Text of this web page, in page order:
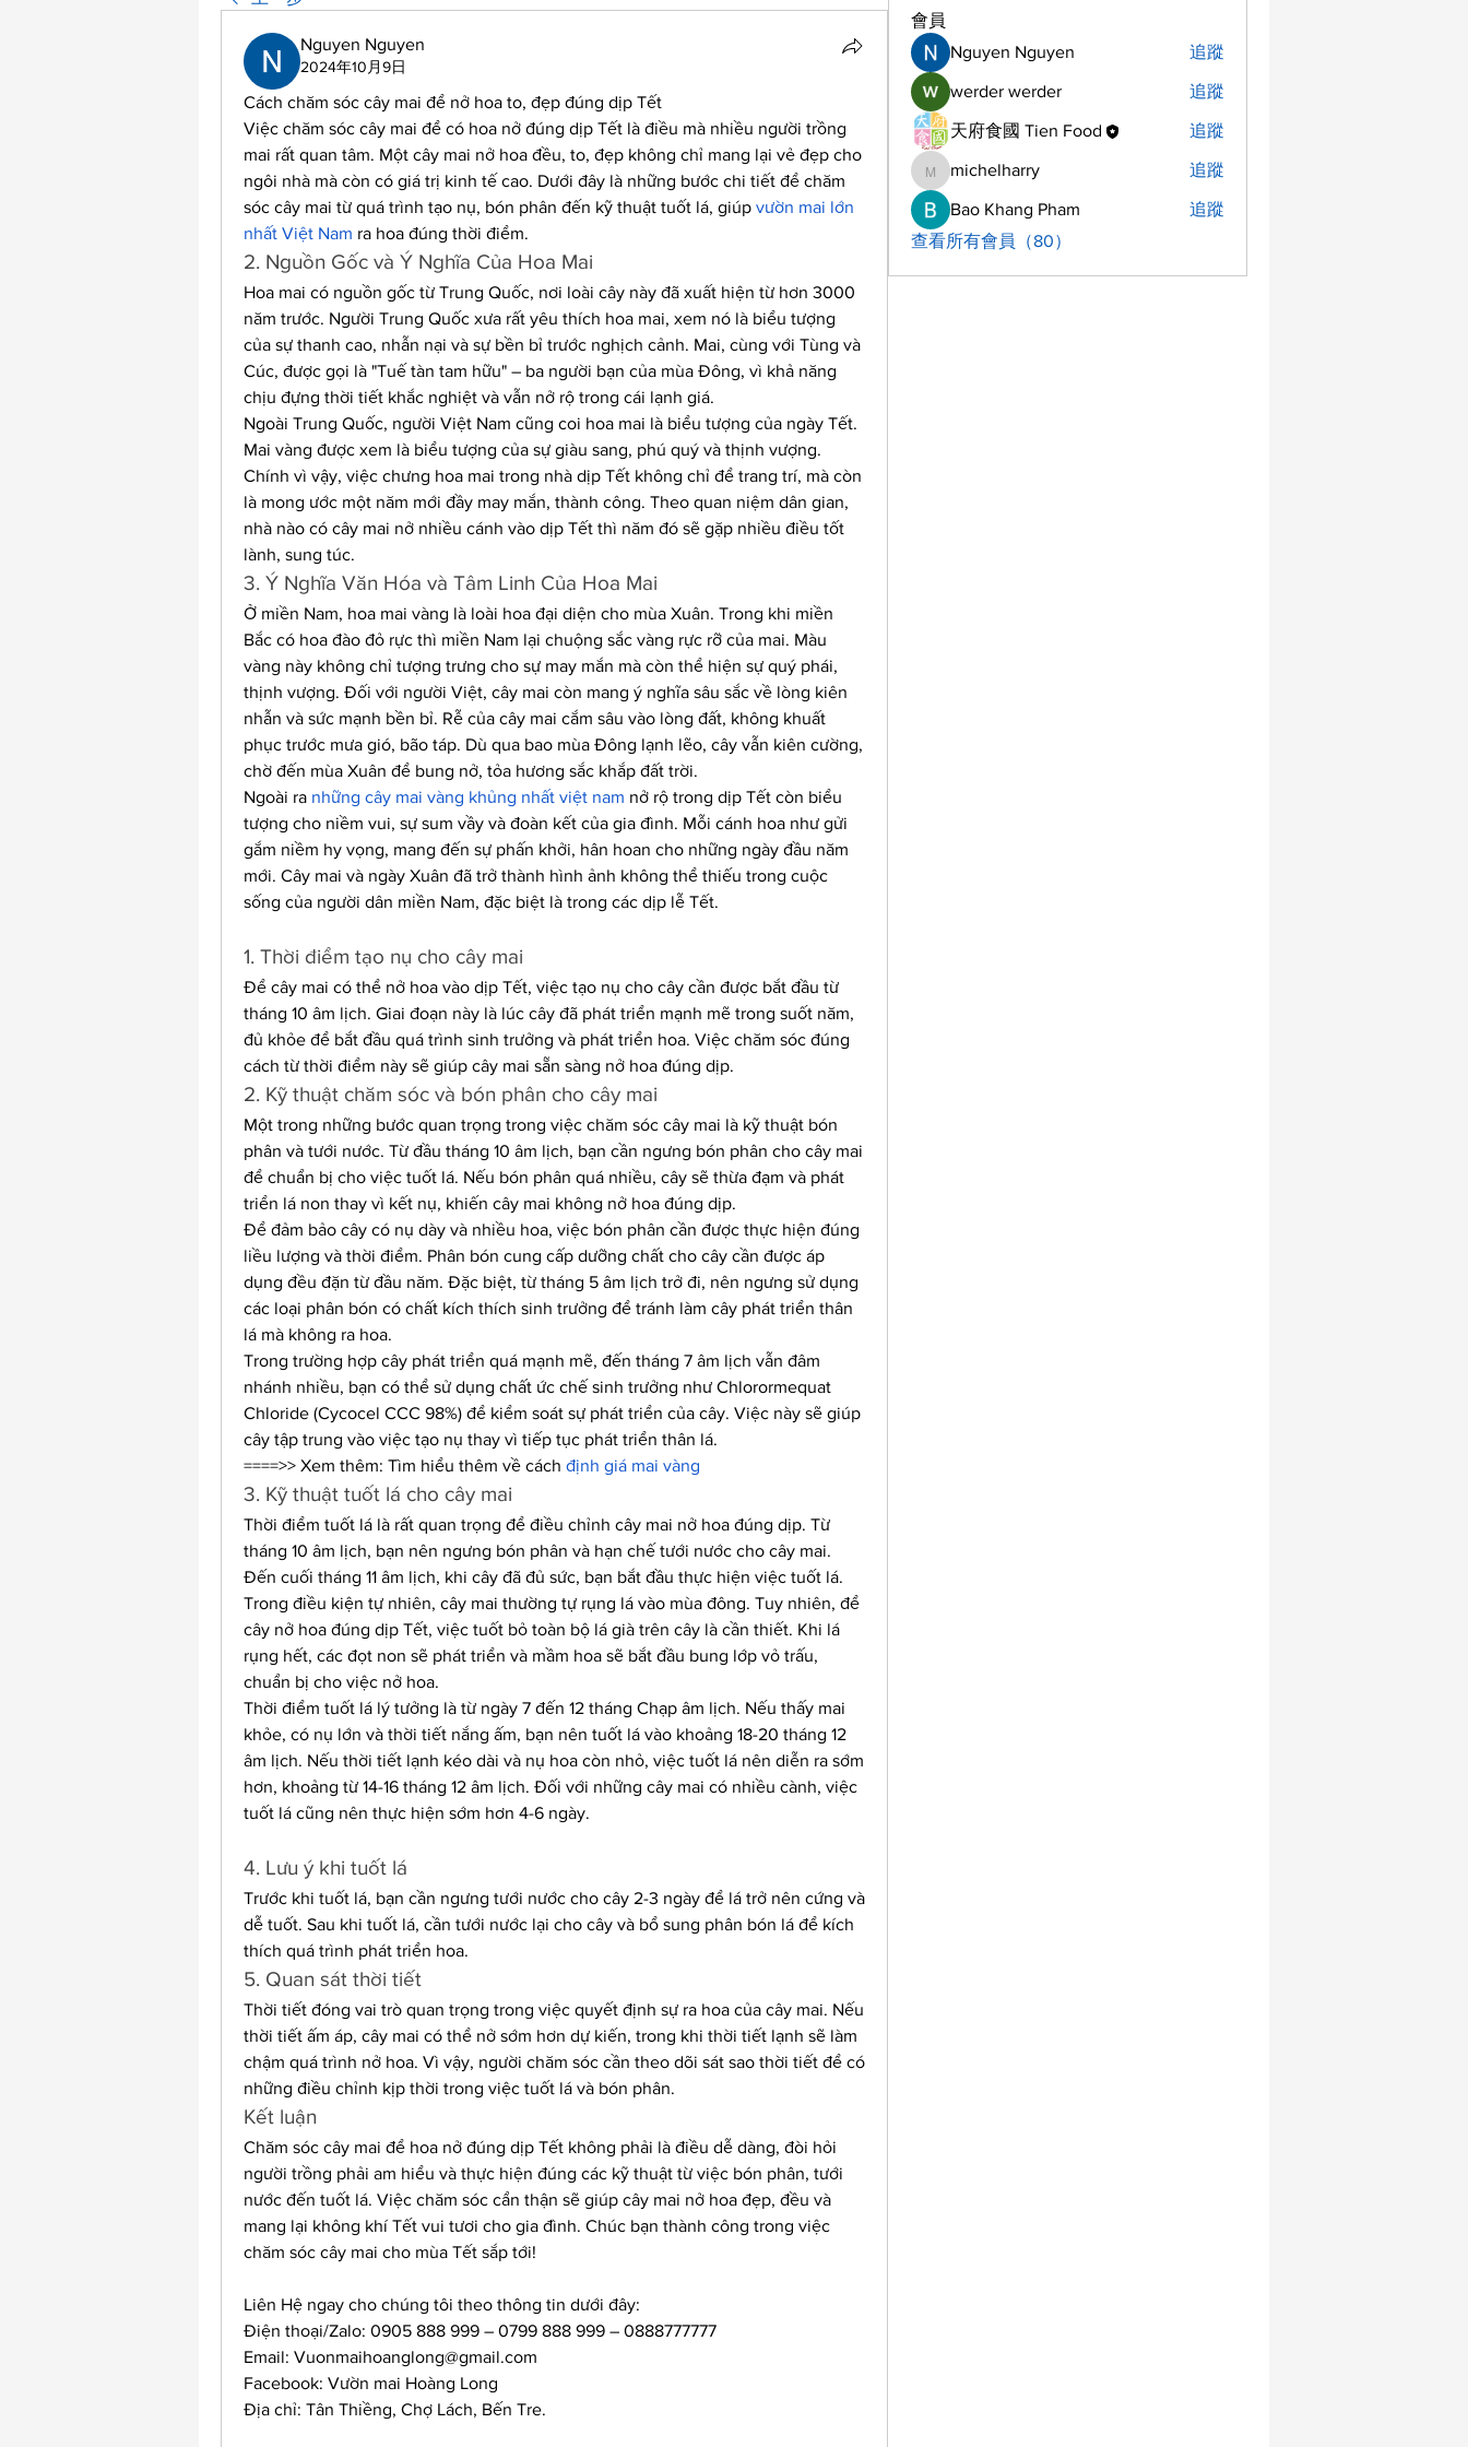
Nguyen Nguyen
2024年10月9日
Cách chăm sóc cây mai để nở hoa to, đẹp đúng dịp Tết
Việc chăm sóc cây mai để có hoa nở đúng dịp Tết là điều mà nhiều người trồng
mai rất quan tâm. Một cây mai nở hoa đều, to, đẹp không chỉ mang lại vẻ đẹp cho
ngôi nhà mà còn có giá trị kinh tế cao. Dưới đây là những bước chi tiết để chăm
sóc cây mai từ quá trình tạo nụ, bón phân đến kỹ thuật tuốt lá, giúp vườn mai lớn
nhất Việt Nam ra hoa đúng thời điểm.
2. Nguồn Gốc và Ý Nghĩa Của Hoa Mai
Hoa mai có nguồn gốc từ Trung Quốc, nơi loài cây này đã xuất hiện từ hơn 3000
năm trước. Người Trung Quốc xưa rất yêu thích hoa mai, xem nó là biểu tượng
của sự thanh cao, nhẫn nại và sự bền bỉ trước nghịch cảnh. Mai, cùng với Tùng và
Cúc, được gọi là "Tuế tàn tam hữu" – ba người bạn của mùa Đông, vì khả năng
chịu đựng thời tiết khắc nghiệt và vẫn nở rộ trong cái lạnh giá.
Ngoài Trung Quốc, người Việt Nam cũng coi hoa mai là biểu tượng của ngày Tết.
Mai vàng được xem là biểu tượng của sự giàu sang, phú quý và thịnh vượng.
Chính vì vậy, việc chưng hoa mai trong nhà dịp Tết không chỉ để trang trí, mà còn
là mong ước một năm mới đầy may mắn, thành công. Theo quan niệm dân gian,
nhà nào có cây mai nở nhiều cánh vào dịp Tết thì năm đó sẽ gặp nhiều điều tốt
lành, sung túc.
3. Ý Nghĩa Văn Hóa và Tâm Linh Của Hoa Mai
Ở miền Nam, hoa mai vàng là loài hoa đại diện cho mùa Xuân. Trong khi miền
Bắc có hoa đào đỏ rực thì miền Nam lại chuộng sắc vàng rực rỡ của mai. Màu
vàng này không chỉ tượng trưng cho sự may mắn mà còn thể hiện sự quý phái,
thịnh vượng. Đối với người Việt, cây mai còn mang ý nghĩa sâu sắc về lòng kiên
nhẫn và sức mạnh bền bỉ. Rễ của cây mai cắm sâu vào lòng đất, không khuất
phục trước mưa gió, bão táp. Dù qua bao mùa Đông lạnh lẽo, cây vẫn kiên cường,
chờ đến mùa Xuân để bung nở, tỏa hương sắc khắp đất trời.
Ngoài ra những cây mai vàng khủng nhất việt nam nở rộ trong dịp Tết còn biểu
tượng cho niềm vui, sự sum vầy và đoàn kết của gia đình. Mỗi cánh hoa như gửi
gắm niềm hy vọng, mang đến sự phấn khởi, hân hoan cho những ngày đầu năm
mới. Cây mai và ngày Xuân đã trở thành hình ảnh không thể thiếu trong cuộc
sống của người dân miền Nam, đặc biệt là trong các dịp lễ Tết.
1. Thời điểm tạo nụ cho cây mai
Để cây mai có thể nở hoa vào dịp Tết, việc tạo nụ cho cây cần được bắt đầu từ
tháng 10 âm lịch. Giai đoạn này là lúc cây đã phát triển mạnh mẽ trong suốt năm,
đủ khỏe để bắt đầu quá trình sinh trưởng và phát triển hoa. Việc chăm sóc đúng
cách từ thời điểm này sẽ giúp cây mai sẵn sàng nở hoa đúng dịp.
2. Kỹ thuật chăm sóc và bón phân cho cây mai
Một trong những bước quan trọng trong việc chăm sóc cây mai là kỹ thuật bón
phân và tưới nước. Từ đầu tháng 10 âm lịch, bạn cần ngưng bón phân cho cây mai
để chuẩn bị cho việc tuốt lá. Nếu bón phân quá nhiều, cây sẽ thừa đạm và phát
triển lá non thay vì kết nụ, khiến cây mai không nở hoa đúng dịp.
Để đảm bảo cây có nụ dày và nhiều hoa, việc bón phân cần được thực hiện đúng
liều lượng và thời điểm. Phân bón cung cấp dưỡng chất cho cây cần được áp
dụng đều đặn từ đầu năm. Đặc biệt, từ tháng 5 âm lịch trở đi, nên ngưng sử dụng
các loại phân bón có chất kích thích sinh trưởng để tránh làm cây phát triển thân
lá mà không ra hoa.
Trong trường hợp cây phát triển quá mạnh mẽ, đến tháng 7 âm lịch vẫn đâm
nhánh nhiều, bạn có thể sử dụng chất ức chế sinh trưởng như Chlorormequat
Chloride (Cycocel CCC 98%) để kiểm soát sự phát triển của cây. Việc này sẽ giúp
cây tập trung vào việc tạo nụ thay vì tiếp tục phát triển thân lá.
====>> Xem thêm: Tìm hiểu thêm về cách định giá mai vàng
3. Kỹ thuật tuốt lá cho cây mai
Thời điểm tuốt lá là rất quan trọng để điều chỉnh cây mai nở hoa đúng dịp. Từ
tháng 10 âm lịch, bạn nên ngưng bón phân và hạn chế tưới nước cho cây mai.
Đến cuối tháng 11 âm lịch, khi cây đã đủ sức, bạn bắt đầu thực hiện việc tuốt lá.
Trong điều kiện tự nhiên, cây mai thường tự rụng lá vào mùa đông. Tuy nhiên, để
cây nở hoa đúng dịp Tết, việc tuốt bỏ toàn bộ lá già trên cây là cần thiết. Khi lá
rụng hết, các đọt non sẽ phát triển và mầm hoa sẽ bắt đầu bung lớp vỏ trấu,
chuẩn bị cho việc nở hoa.
Thời điểm tuốt lá lý tưởng là từ ngày 7 đến 12 tháng Chạp âm lịch. Nếu thấy mai
khỏe, có nụ lớn và thời tiết nắng ấm, bạn nên tuốt lá vào khoảng 18-20 tháng 12
âm lịch. Nếu thời tiết lạnh kéo dài và nụ hoa còn nhỏ, việc tuốt lá nên diễn ra sớm
hơn, khoảng từ 14-16 tháng 12 âm lịch. Đối với những cây mai có nhiều cành, việc
tuốt lá cũng nên thực hiện sớm hơn 4-6 ngày.
4. Lưu ý khi tuốt lá
Trước khi tuốt lá, bạn cần ngưng tưới nước cho cây 2-3 ngày để lá trở nên cứng và
dễ tuốt. Sau khi tuốt lá, cần tưới nước lại cho cây và bổ sung phân bón lá để kích
thích quá trình phát triển hoa.
5. Quan sát thời tiết
Thời tiết đóng vai trò quan trọng trong việc quyết định sự ra hoa của cây mai. Nếu
thời tiết ấm áp, cây mai có thể nở sớm hơn dự kiến, trong khi thời tiết lạnh sẽ làm
chậm quá trình nở hoa. Vì vậy, người chăm sóc cần theo dõi sát sao thời tiết để có
những điều chỉnh kịp thời trong việc tuốt lá và bón phân.
Kết luận
Chăm sóc cây mai để hoa nở đúng dịp Tết không phải là điều dễ dàng, đòi hỏi
người trồng phải am hiểu và thực hiện đúng các kỹ thuật từ việc bón phân, tưới
nước đến tuốt lá. Việc chăm sóc cẩn thận sẽ giúp cây mai nở hoa đẹp, đều và
mang lại không khí Tết vui tươi cho gia đình. Chúc bạn thành công trong việc
chăm sóc cây mai cho mùa Tết sắp tới!
Liên Hệ ngay cho chúng tôi theo thông tin dưới đây:
Điện thoại/Zalo: 0905 888 999 – 0799 888 999 – 0888777777
Email: Vuonmaihoanglong@gmail.com
Facebook: Vườn mai Hoàng Long
Địa chỉ: Tân Thiềng, Chợ Lách, Bến Tre.
會員
Nguyen Nguyen
追蹤
werder werder 追蹤
天府食國 Tien Food 追蹤
michelharry
michelharry 追蹤
Bao Khang Pham
追蹤
查看所有會員（80）